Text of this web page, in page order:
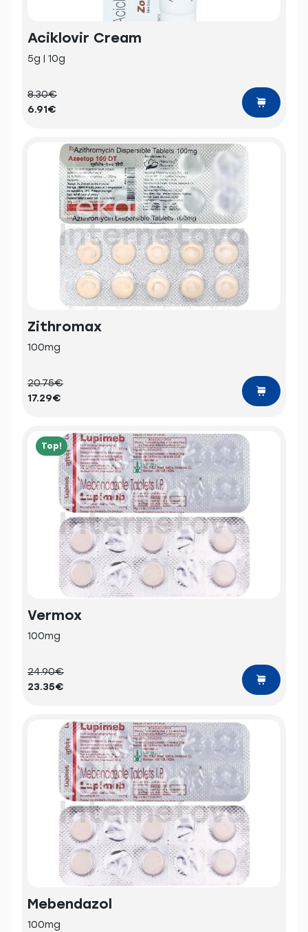
Aciklovir Cream
5g | 10g
8.30€
6.91€
Zithromax
100mg
20.75€
17.29€
Top!
Vermox
100mg
24.90€
23.35€
Mebendazol
100mg